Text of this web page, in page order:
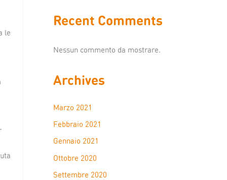
le
Recent Comments
Nessun commento da mostrare.
Archives
Marzo 2021
Febbraio 2021
Gennaio 2021
Ottobre 2020
Settembre 2020